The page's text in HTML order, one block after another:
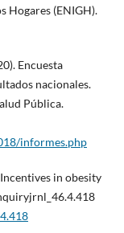
Hogares (ENIGH).
Encuesta
nacionales.
Pública.
informes.php
in obesity